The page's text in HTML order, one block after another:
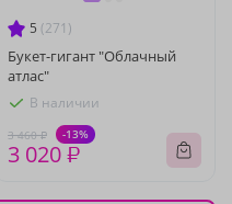
5 (271)
Букет-гигант "Облачный
атлас"
В наличии
3 460 ₽ -13%
3 020 ₽